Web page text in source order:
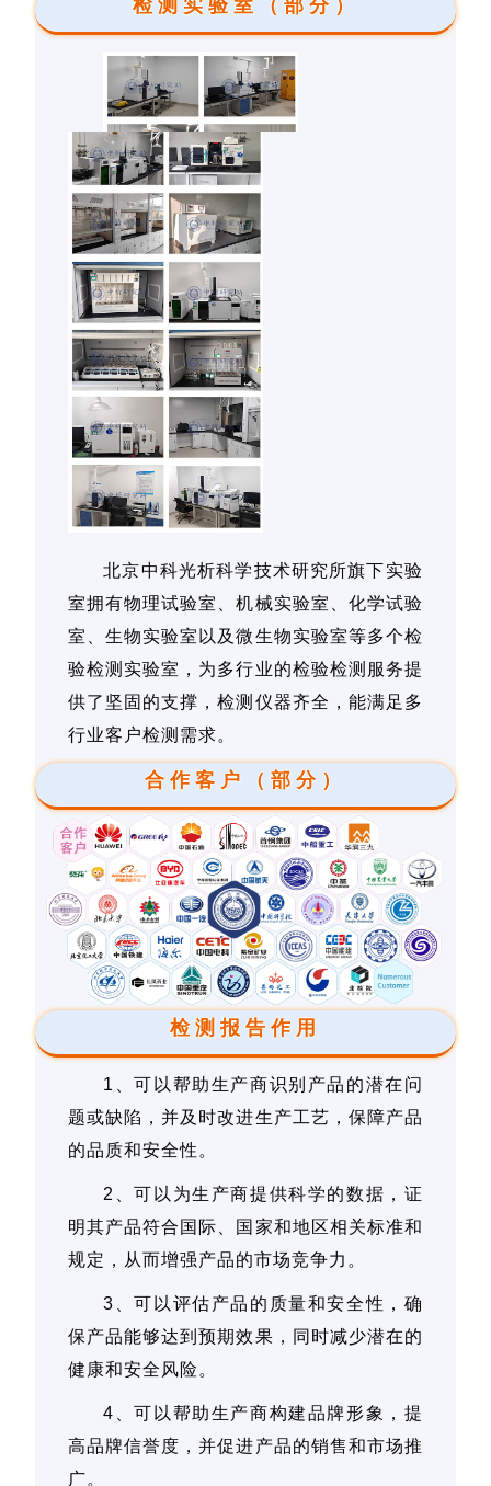
检测实验室（部分）
北京中科光析科学技术研究所旗下实验
室拥有物理试验室、机械实验室、化学试验
室、生物实验室以及微生物实验室等多个检
验检测实验室，为多行业的检验检测服务提
供了坚固的支撑，检测仪器齐全，能满足多
行业客户检测需求。
合作客户（部分）
检测报告作用
1、可以帮助生产商识别产品的潜在问
题或缺陷，并及时改进生产工艺，保障产品
的品质和安全性。
2、可以为生产商提供科学的数据，证
明其产品符合国际、国家和地区相关标准和
规定，从而增强产品的市场竞争力。
3、可以评估产品的质量和安全性，确
保产品能够达到预期效果，同时减少潜在的
健康和安全风险。
4、可以帮助生产商构建品牌形象，提
高品牌信誉度，并促进产品的销售和市场推
广。